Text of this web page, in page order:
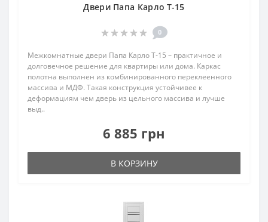
Двери Папа Карло T-15
0
Межкомнатные двери Папа Карло T‑15 – практичное и
долговечное решение для квартиры или дома. Каркас
полотна выполнен из комбинированного переклеенного
массива и МДФ. Такая конструкция устойчивее к
деформациям чем дверь из цельного массива и лучше
выд..
6 885 грн
В КОРЗИНУ